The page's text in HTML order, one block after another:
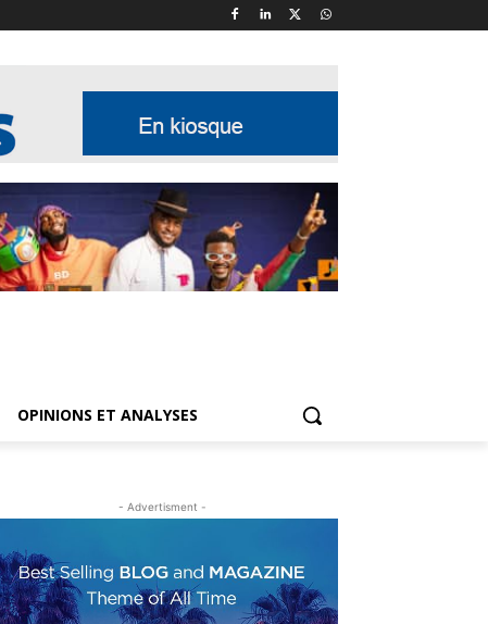
OPINIONS ET ANALYSES
- Advertisment -